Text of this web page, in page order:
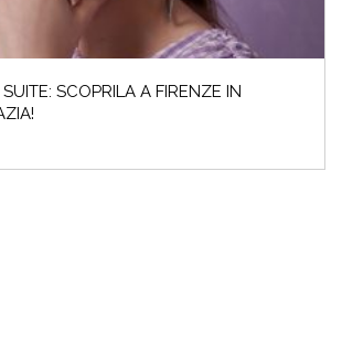
SCOPRILA A FIRENZE IN